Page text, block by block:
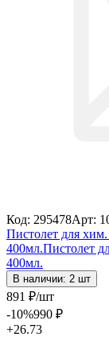
Код: 295478Арт:
Пистолет для
400мл.Пистолет
400мл.
В наличии: 2 шт
891 ₽/шт
-10%990 ₽
+26.73